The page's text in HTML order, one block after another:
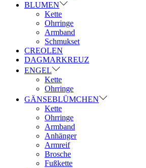
BLUMEN
Kette
Ohrringe
Armband
Schmukset
CREOLEN
DAGMARKREUZ
ENGEL
Kette
Ohrringe
GÄNSEBLÜMCHEN
Kette
Ohrringe
Armband
Anhänger
Armreif
Brosche
Fußkette